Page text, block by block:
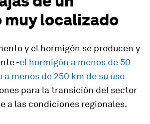
muy localizado
y el hormigón se producen y
-el hormigón a menos de 50
a menos de 250 km de su uso
para la transición del sector
a las condiciones regionales.